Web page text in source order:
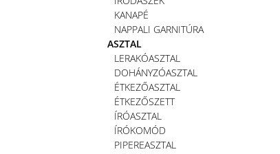
KANAPÉ
NAPPALI GARNITÚRA
ASZTAL
LERAKÓASZTAL
DOHÁNYZÓASZTAL
ÉTKEZŐASZTAL
ÉTKEZŐSZETT
ÍRÓASZTAL
ÍRÓKOMÓD
PIPEREASZTAL